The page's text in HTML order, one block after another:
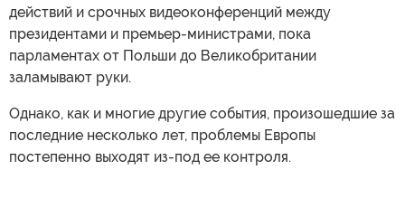
действий и срочных видеоконференций между
президентами и премьер-министрами, пока
парламентах от Польши до Великобритании
заламывают руки.
Однако, как и многие другие события, произошедшие за
последние несколько лет, проблемы Европы
постепенно выходят из-под ее контроля.